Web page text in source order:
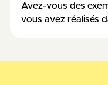
Avez-vous des
vous avez réalisés